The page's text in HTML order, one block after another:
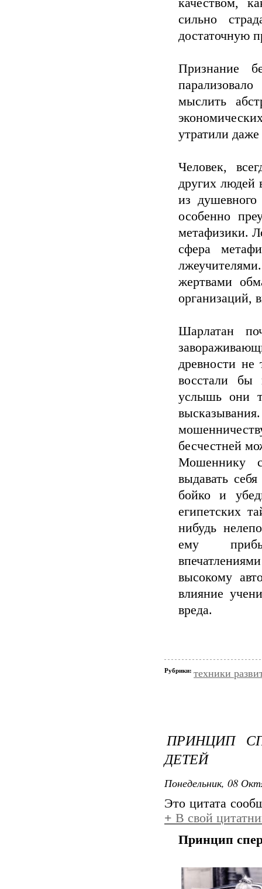
качеством,
сильно
достаточную
Признание
мыслить
утратили
Человек,
других людей
из душевного
особенно
метафизики.
сфера
жертвами
организаций,
Шарлатан
древности не
восстали бы
услышь они
бесчестней
Мошеннику
выдавать
бойко и
египетских
нибудь
ему
высокому
влияние
вреда.
Рубрики: техники
ПРИНЦИП
ДЕТЕЙ
Понедельник, 08
Это цитата
+ В свой
Принцип